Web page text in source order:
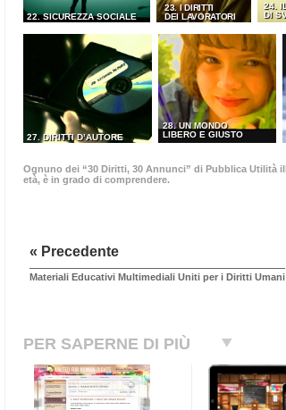
22. SICUREZZA SOCIALE
23. I DIRITTI
DEI LAVORATORI
24.
DI
27. DIRITTI D’AUTORE
28. UN MONDO
LIBERO E GIUSTO
Ognuno dei “30 Diritti, 30 Annunci” di Pubblica Utilità
età, è in grado di comprendere.
« Precedente
Materiali Educativi Multimediali Uniti per i Diritti Umani
PER SAPERNE DI PIÙ